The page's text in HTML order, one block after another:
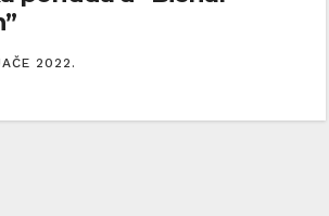
2022.